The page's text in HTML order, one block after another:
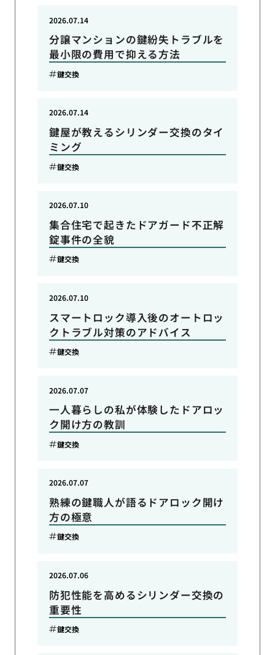
分譲マンションの鍵紛失トラブルを
最小限の費用で抑える方法
2026.07.14
鍵交換
鍵屋が教えるシリンダー交換のタイ
ミング
2026.07.14
鍵交換
集合住宅で起きたドアガード不正解
錠事件の全貌
2026.07.10
鍵交換
スマートロック導入後のオートロッ
クトラブル対策のアドバイス
2026.07.10
鍵交換
一人暮らしの私が体験したドアロッ
ク開け方の教訓
2026.07.07
鍵交換
熟練の鍵職人が語るドアロック開け
方の極意
2026.07.07
鍵交換
防犯性能を高めるシリンダー交換の
重要性
2026.07.06
鍵交換